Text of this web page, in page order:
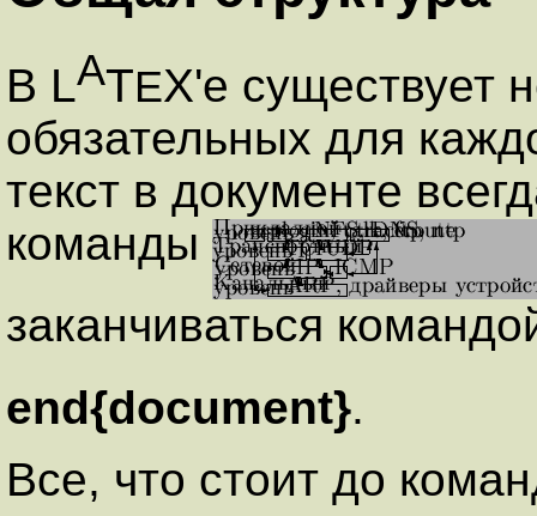
В LATEX'е существует
обязательных для
текст в документе
команды
заканчиваться
end{document}.
Все, что стоит до